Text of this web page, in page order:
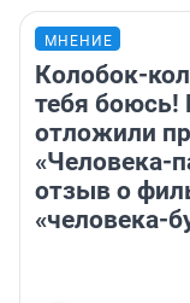
МНЕНИЕ
Колобок-
тебя боюсь!
отложили
«Человека-
отзыв о
«человека-